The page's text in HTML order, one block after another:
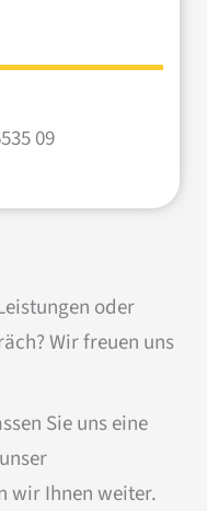
09
oder
Wir freuen uns
Sie uns eine
wir Ihnen weiter.